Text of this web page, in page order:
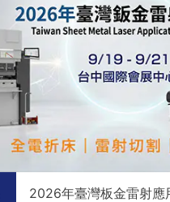
2026年臺灣板金雷射應